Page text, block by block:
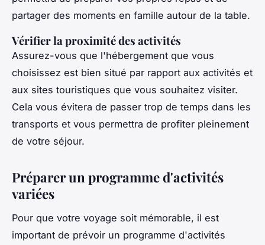
partager des moments en famille autour de la table.
Vérifier la proximité des activités
Assurez-vous que l'hébergement que vous
choisissez est bien situé par rapport aux activités et
aux sites touristiques que vous souhaitez visiter.
Cela vous évitera de passer trop de temps dans les
transports et vous permettra de profiter pleinement
de votre séjour.
Préparer un programme d'activités
variées
Pour que votre voyage soit mémorable, il est
important de prévoir un programme d'activités